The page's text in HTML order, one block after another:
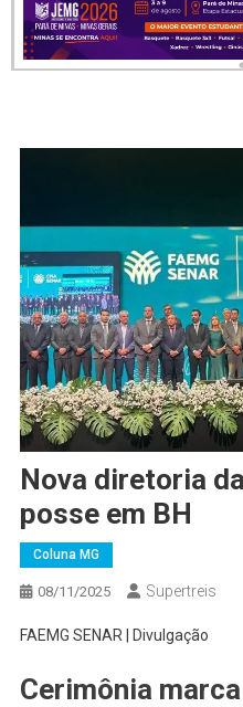
Nova diretoria
posse em BH
Coluna MG
08/11/2025 Supertreis
FAEMG SENAR | Divulgação
Cerimônia